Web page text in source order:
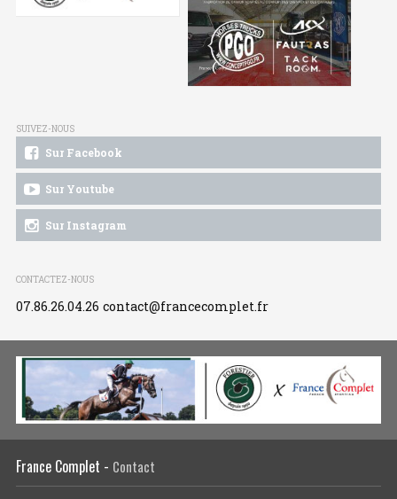
SUIVEZ-NOUS
Sur Facebook
Sur Youtube
Sur Instagram
CONTACTEZ-NOUS
07.86.26.04.26 contact@francecomplet.fr
France Complet - Contact